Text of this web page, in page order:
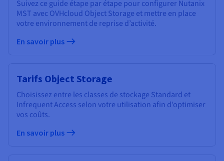
Suivez ce guide étape par étape pour configurer Nutanix
MST avec OVHcloud Object Storage et mettre en place
votre environnement de reprise d’activité.
En savoir plus
Tarifs Object Storage
Choisissez entre les classes de stockage Standard et
Infrequent Access selon votre utilisation afin d’optimiser
vos coûts.
En savoir plus